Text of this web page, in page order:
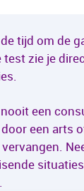
tijd om de
test zie je
een
een arts